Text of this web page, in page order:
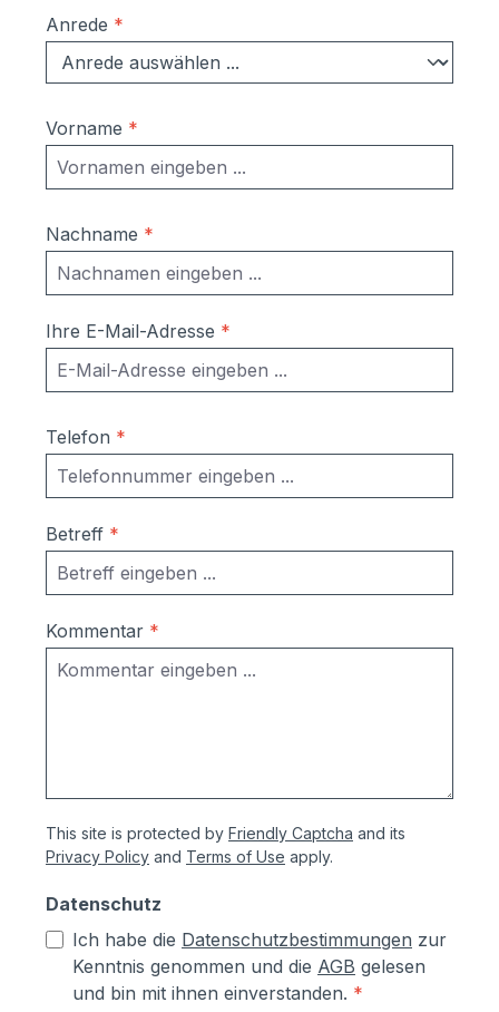
Anrede *
Vorname *
Nachname *
Ihre E-Mail-Adresse *
Telefon *
Betreff *
Kommentar *
This site is protected by Friendly Captcha and its
Privacy Policy and Terms of Use apply.
Datenschutz
Ich habe die Datenschutzbestimmungen zur
Kenntnis genommen und die AGB gelesen
und bin mit ihnen einverstanden. *